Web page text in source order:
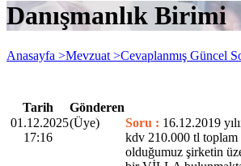
Danışmanlık Birimi
Anasayfa >Mevzuat >Cevaplanmış Güncel
Tarih
Gönderen
01.12.2025
17:16
(Üye) Soru : 16.12.2019
kdv 210.000 tl toplam
olduğumuz şirketin